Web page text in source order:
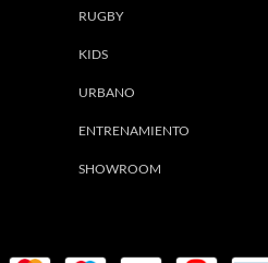
RUGBY
KIDS
URBANO
ENTRENAMIENTO
SHOWROOM